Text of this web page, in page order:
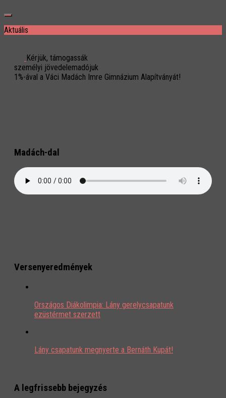
Aktuális
Kérjük, támogassák
személyi jövedelemadójuk
1%-ával a Váci Madách Imre Gimnázium Alapítványát!
Madách-dal
Versenyeredmények
Országos Diákolimpia: Lány gerelycsapatunk
ezüstérmet szerzett
Lány csapatunk megnyerte a Bernáth Kupát!
A legfrissebb bejegyzés